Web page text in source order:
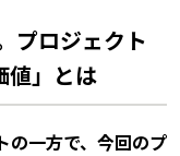
プロジェクト
値」とは
の一方で、今回のプ